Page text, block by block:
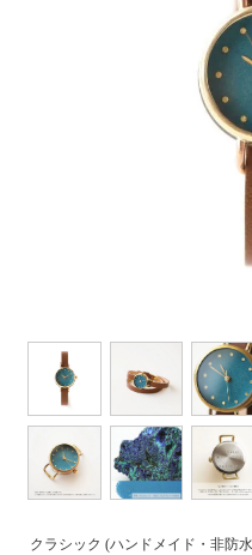
クラシック (ハンドメイド・非防